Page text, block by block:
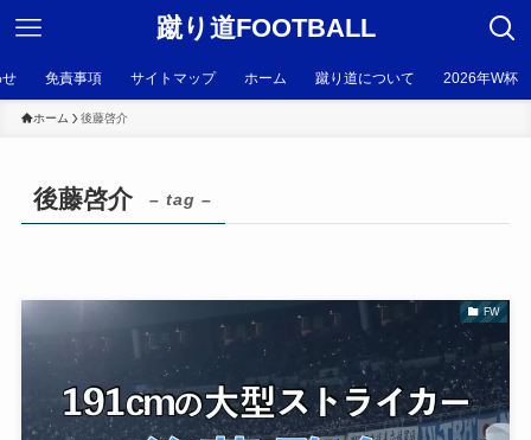
蹴り道FOOTBALL
免責事項 サイトマップ ホーム 蹴り道について 2026年W杯
ホーム 後藤啓介
後藤啓介 – tag –
FW